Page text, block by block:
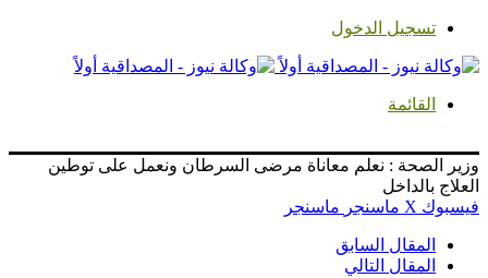
تسجيل الدخول
القائمة
وزير الصحة : نعلم معاناة مرضى السرطان ونعمل على توطين
العلاج بالداخل
فيسبوك ‫X ماسنجر ماسنجر
المقال السابق
المقال التالي